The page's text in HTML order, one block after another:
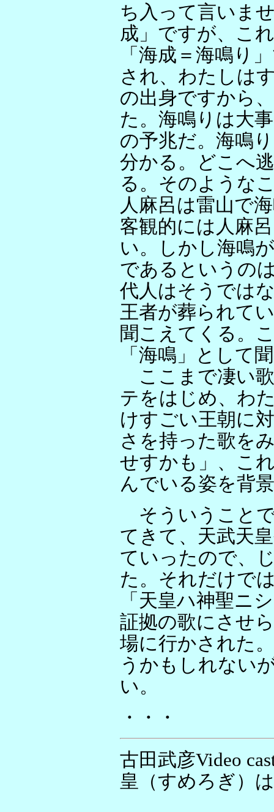
ち入って言いま
成」ですが、こ
「海成＝海鳴り
され、わたしは
の出身ですから
た。海鳴りは大
の予兆だ。海鳴
分かる。どこへ
る。そのような
人麻呂は雷山で
客観的には人麻
い。しかし海鳴
であるというの
代人はそうでは
王者が葬られて
聞こえてくる。
「海鳴」として
ここまで凄い
テをはじめ、わ
けすごい王朝に
さを持った歌を
せすかも」、こ
んでいる姿を背
そういうこと
てきて、天武天
ていったので、
た。それだけで
「天皇ハ神聖ニ
証拠の歌にさせ
場に行かされた
うかもしれない
い。
・・・
古田武彦Video
皇（すめろぎ）